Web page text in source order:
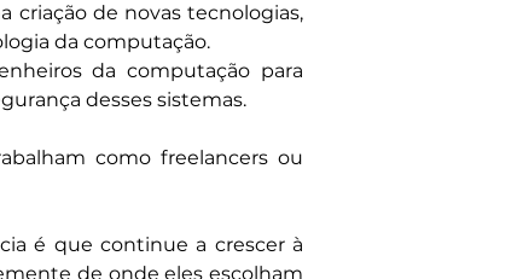
criação de novas tecnologias,
da computação.
da computação para
desses sistemas.
como freelancers ou
é que continue a crescer à
de onde eles escolham